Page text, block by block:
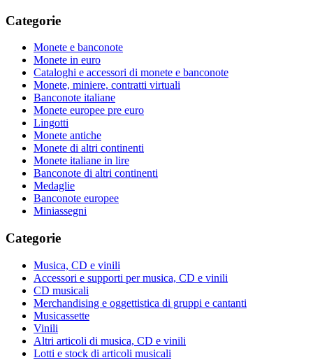
Categorie
Monete e banconote
Monete in euro
Cataloghi e accessori di monete e banconote
Monete, miniere, contratti virtuali
Banconote italiane
Monete europee pre euro
Lingotti
Monete antiche
Monete di altri continenti
Monete italiane in lire
Banconote di altri continenti
Medaglie
Banconote europee
Miniassegni
Categorie
Musica, CD e vinili
Accessori e supporti per musica, CD e vinili
CD musicali
Merchandising e oggettistica di gruppi e cantanti
Musicassette
Vinili
Altri articoli di musica, CD e vinili
Lotti e stock di articoli musicali